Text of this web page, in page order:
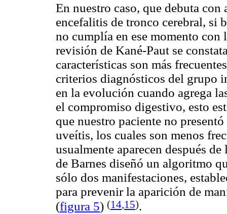
En nuestro caso, que debuta
encefalitis de tronco cerebral, si
no cumplía en ese momento
revisión de Kané-Paut se
características son más
criterios diagnósticos del grupo
en la evolución cuando agrega
el compromiso digestivo, esto
que nuestro paciente no
uveítis, los cuales son menos
usualmente aparecen después
de Barnes diseñó un algoritmo
sólo dos manifestaciones,
para prevenir la aparición de
(figura 5) (14,15).